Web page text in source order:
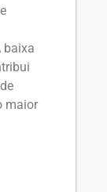
baixa
maior